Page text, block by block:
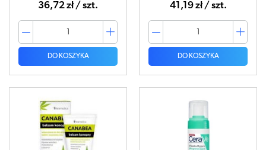
36,72 zł / szt.
DO KOSZYKA
41,19 zł / szt.
DO KOSZYKA